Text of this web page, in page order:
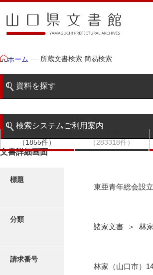
ホーム 所蔵文書検索 簡易検索
資料を探す
階層検索
写真・絵はがき
近代刊行写真帳類
検索システムご利用案内
検索システムの利用について
（1855件）
（283318件）
文書詳細画面
標題
東亜青年総会設
分類
諸家文書 ＞ 林家
請求番号
林家（山口市）